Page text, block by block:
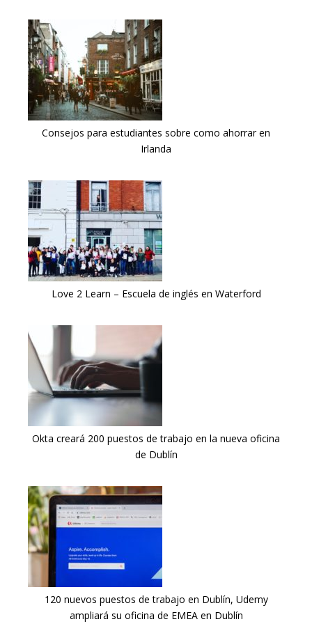
Consejos para estudiantes sobre como ahorrar en
Irlanda
Love 2 Learn – Escuela de inglés en Waterford
Okta creará 200 puestos de trabajo en la nueva oficina
de Dublín
120 nuevos puestos de trabajo en Dublín, Udemy
ampliará su oficina de EMEA en Dublín